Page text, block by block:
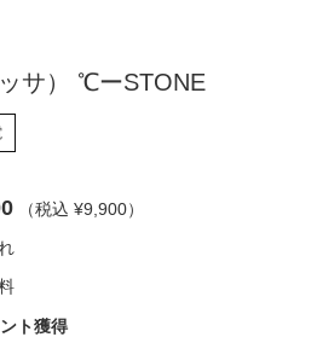
サ） ℃ーSTONE
（税込 ¥9,900）
ト獲得